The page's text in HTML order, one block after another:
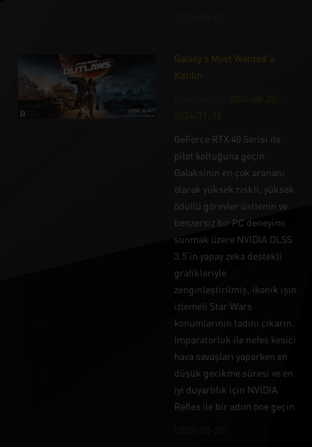
Galaxy’s Most Wanted'a
Katılın
2024-08-20 -
2024-11-12
GeForce RTX 40 Serisi ile
pilot koltuğuna geçin.
Galaksinin en çok arananı
olarak yüksek riskli, yüksek
ödüllü görevler üstlenin ve
benzersiz bir PC deneyimi
sunmak üzere NVIDIA DLSS
3.5’in yapay zeka destekli
grafikleriyle
zenginleştirilmiş, ikonik ışın
izlemeli Star Wars
konumlarının tadını çıkarın.
İmparatorluk ile nefes kesici
hava savaşları yaparken en
düşük gecikme süresi ve en
iyi duyarlılık için NVIDIA
Reflex ile bir adım öne geçin.